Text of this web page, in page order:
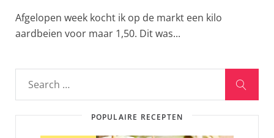
Afgelopen week kocht ik op de markt een kilo
aardbeien voor maar 1,50. Dit was...
POPULAIRE RECEPTEN